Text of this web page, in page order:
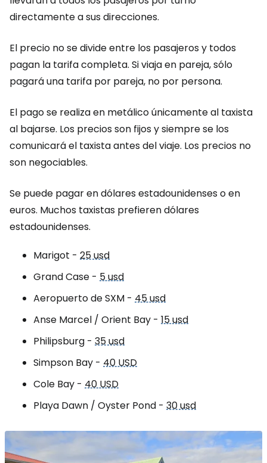
directamente a sus direcciones.
El precio no se divide entre los pasajeros y todos
pagan la tarifa completa. Si viaja en pareja, sólo
pagará una tarifa por pareja, no por persona.
El pago se realiza en metálico únicamente al taxista
al bajarse. Los precios son fijos y siempre se los
comunicará el taxista antes del viaje. Los precios no
son negociables.
Se puede pagar en dólares estadounidenses o en
euros. Muchos taxistas prefieren dólares
estadounidenses.
Marigot - 25 usd
Grand Case - 5 usd
Aeropuerto de SXM - 45 usd
Anse Marcel / Orient Bay - 15 usd
Philipsburg - 35 usd
Simpson Bay - 40 USD
Cole Bay - 40 USD
Playa Dawn / Oyster Pond - 30 usd